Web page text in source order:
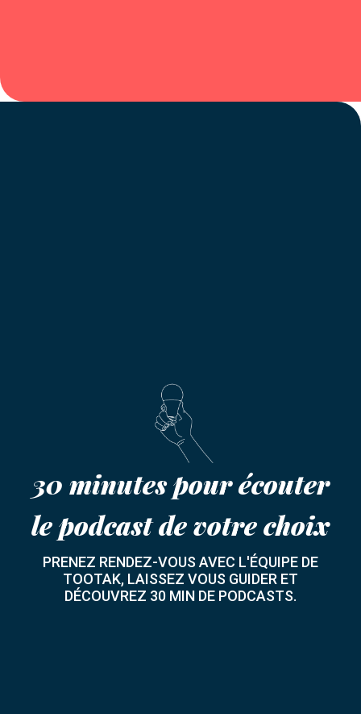
30 minutes pour écouter
le podcast de votre choix
PRENEZ RENDEZ-VOUS AVEC L'ÉQUIPE DE
TOOTAK, LAISSEZ VOUS GUIDER ET
DÉCOUVREZ 30 MIN DE PODCASTS.